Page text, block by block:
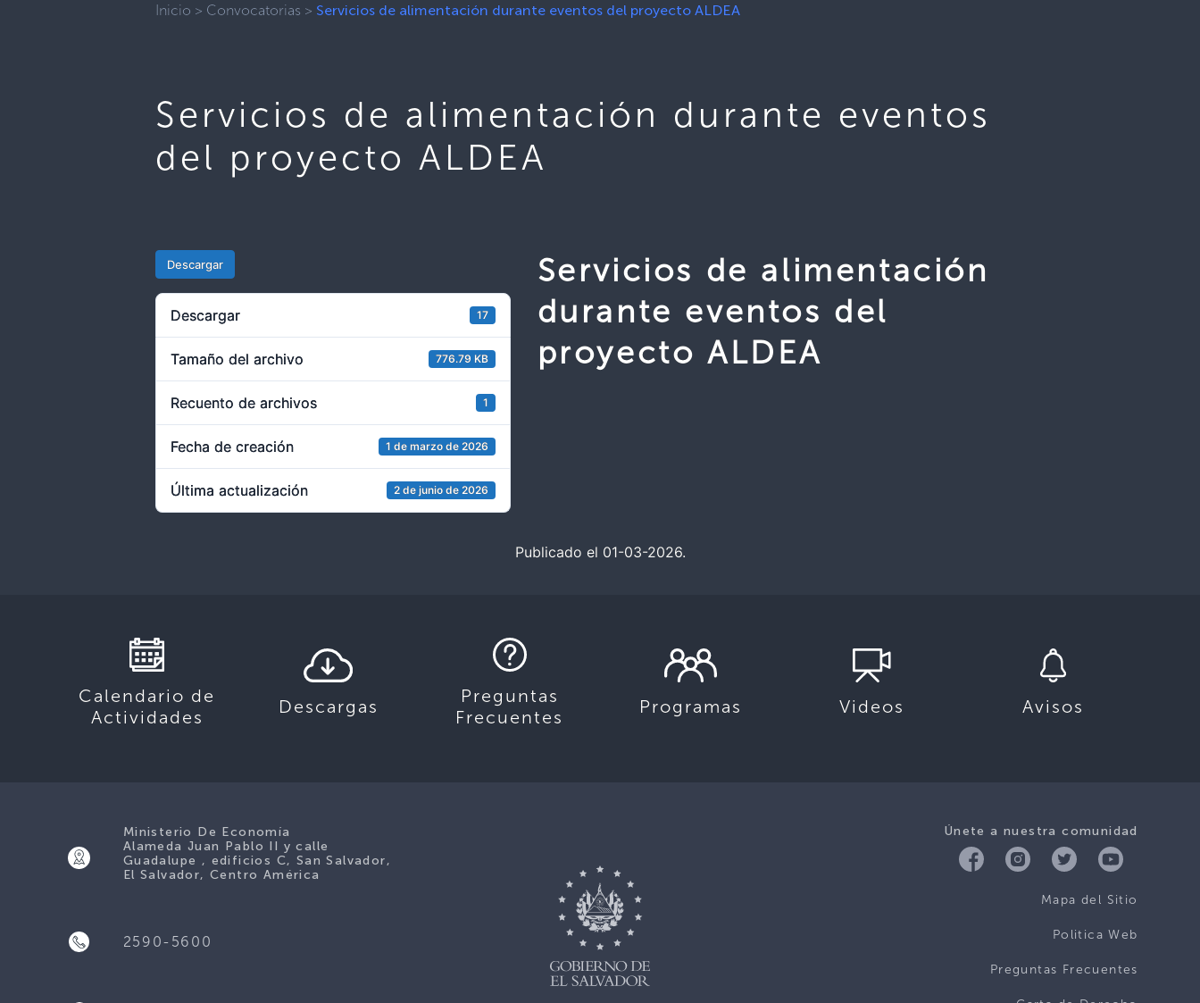
Inicio > Convocatorias > Servicios de alimentación durante eventos del proyecto ALDEA
Servicios de alimentación durante eventos
del proyecto ALDEA
Descargar
Descargar 17
Tamaño del archivo 776.79 KB
Recuento de archivos 1
Fecha de creación 1 de marzo de 2026
Última actualización 2 de junio de 2026
Servicios de alimentación
durante eventos del
proyecto ALDEA
Publicado el 01-03-2026.
Calendario de
Actividades
Descargas
Preguntas
Frecuentes
Programas Videos Avisos
Únete a nuestra comunidad
Mapa del Sitio
Politica Web
Preguntas Frecuentes
Ministerio De Economía
Alameda Juan Pablo II y calle
Guadalupe , edificios C, San Salvador,
El Salvador, Centro América
2590-5600